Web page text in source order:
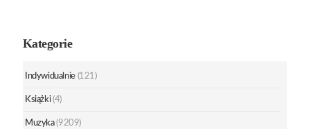
Kategorie
Indywidualnie (121)
Książki (4)
Muzyka (9209)